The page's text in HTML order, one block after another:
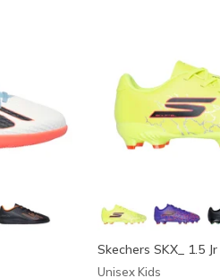
Skechers SKX_ 1.5 Jr
Unisex Kids